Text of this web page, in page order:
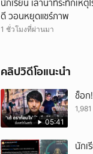
นักเรียน เล่านาทีระทึกเห
ดี วอนหยุดแชร์ภาพ
1 ชั่วโมงที่ผ่านมา
คลิปวิดีโอแนะนำ
05:41
ช็อก
นักเ